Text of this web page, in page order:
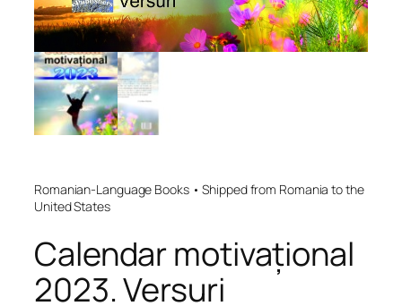
Romanian-Language Books • Shipped from Romania to the
United States
Calendar motivațional
2023. Versuri